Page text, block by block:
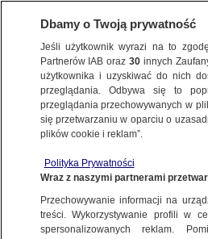
POLSKA
nie musi przepraszać
6.06.2024, 09:02
Dbamy o Twoją prywatność
Jeśli użytkownik wyrazi na to
Partnerów IAB oraz30 innych
użytkownika i uzyskiwać do nich
przeglądania. Odbywa się to
przeglądania przechowywanych w
się przetwarzaniu w oparciu o
plików cookie i reklam”.
Polityka Prywatności
Wraz z naszymi partnerami
Przechowywanie informacji na
treści. Wykorzystywanie profili w
spersonalizowanych reklam.